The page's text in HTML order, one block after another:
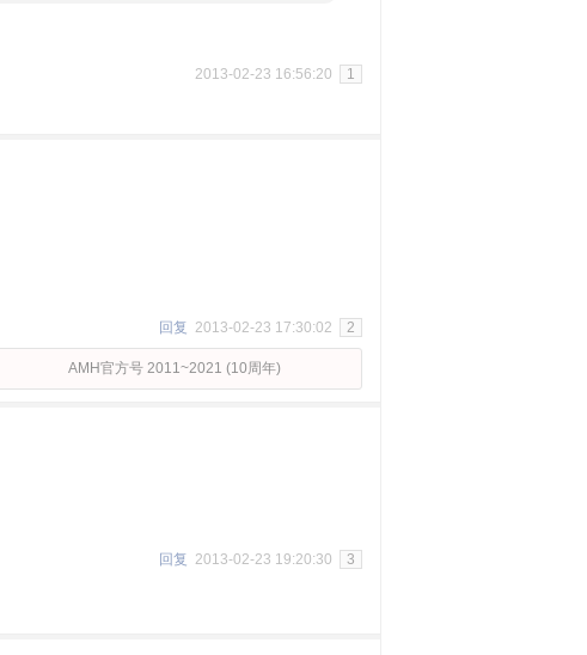
2013-02-23 16:56:20 1
回复 2013-02-23 17:30:02 2
AMH官方号 2011~2021 (10周年)
回复 2013-02-23 19:20:30 3